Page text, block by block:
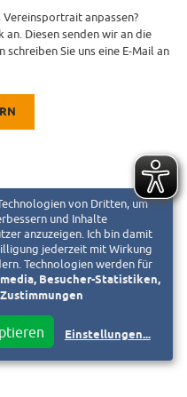
Vereinsportrait anpassen?
Diesen senden wir an die
Sie uns eine E-Mail an
von Dritten, um
und Inhalte
anzuzeigen. Ich bin damit
jederzeit mit Wirkung
Technologien werden für
Besucher-Statistiken,
Einstellungen...